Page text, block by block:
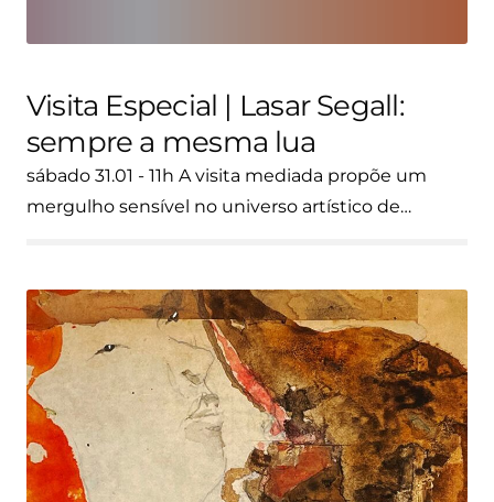
Visita Especial | Lasar Segall:
sempre a mesma lua
sábado 31.01 - 11h A visita mediada propõe um
mergulho sensível no universo artístico de…